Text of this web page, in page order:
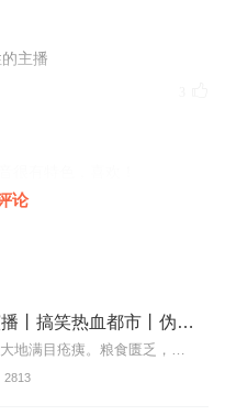
主播
你更多的优秀作品！ ！ ！加
论
第九特区丨头陀渊演播丨搞笑热血都市丨伪戒丨VIP免费多人有声剧
【内容简介】灾变过后，大地满目疮痍。粮食匮乏，资源紧俏，局势混乱……一位从待规划区杀出来的青年，背对着漫天黄沙，孤身来到九区谋生，却不曾想偶然结识三五好友，一念...
2813